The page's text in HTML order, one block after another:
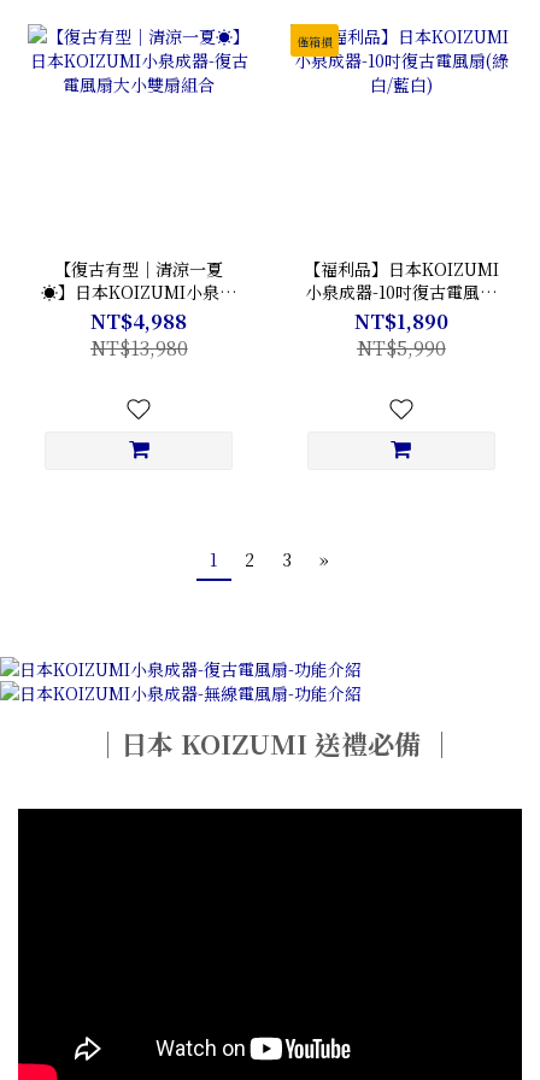
【復古有型｜清涼一夏
☀】日本KOIZUMI小泉成
器-復古電風扇大小雙扇組
合
NT$4,988
NT$13,980
僅箱損
【福利品】日本KOIZUMI
小泉成器-10吋復古電風扇
(綠白/藍白)
NT$1,890
NT$5,990
1 2 3 »
｜日本 KOIZUMI 送禮必備 ｜